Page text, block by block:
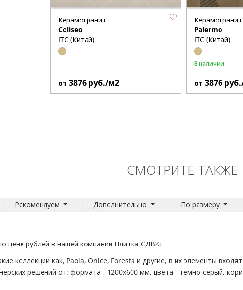
Керамогранит
Coliseo
ITC (Китай)
от 3876 руб./м2
Керамогранит
Palermo
ITC (Китай)
В наличии
от3876
СМОТРИТЕ ТАКЖЕ
Рекомендуем Дополнительно По размеру
цене рублей в нашей компании Плитка-СДВК:
коллекции как, Paola, Onice, Foresta и другие, в их элементы
решений от: формата - 1200x600 мм, цвета - темно-серый,